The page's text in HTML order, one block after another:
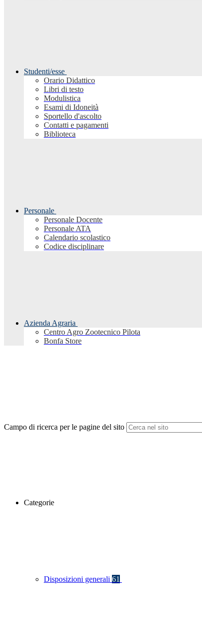
Studenti/esse
Orario Didattico
Libri di testo
Modulistica
Esami di Idoneità
Sportello d'ascolto
Contatti e pagamenti
Biblioteca
Personale
Personale Docente
Personale ATA
Calendario scolastico
Codice disciplinare
Azienda Agraria
Centro Agro Zootecnico Pilota
Bonfa Store
Campo di ricerca per le pagine del sito
Categorie
Disposizioni generali 61